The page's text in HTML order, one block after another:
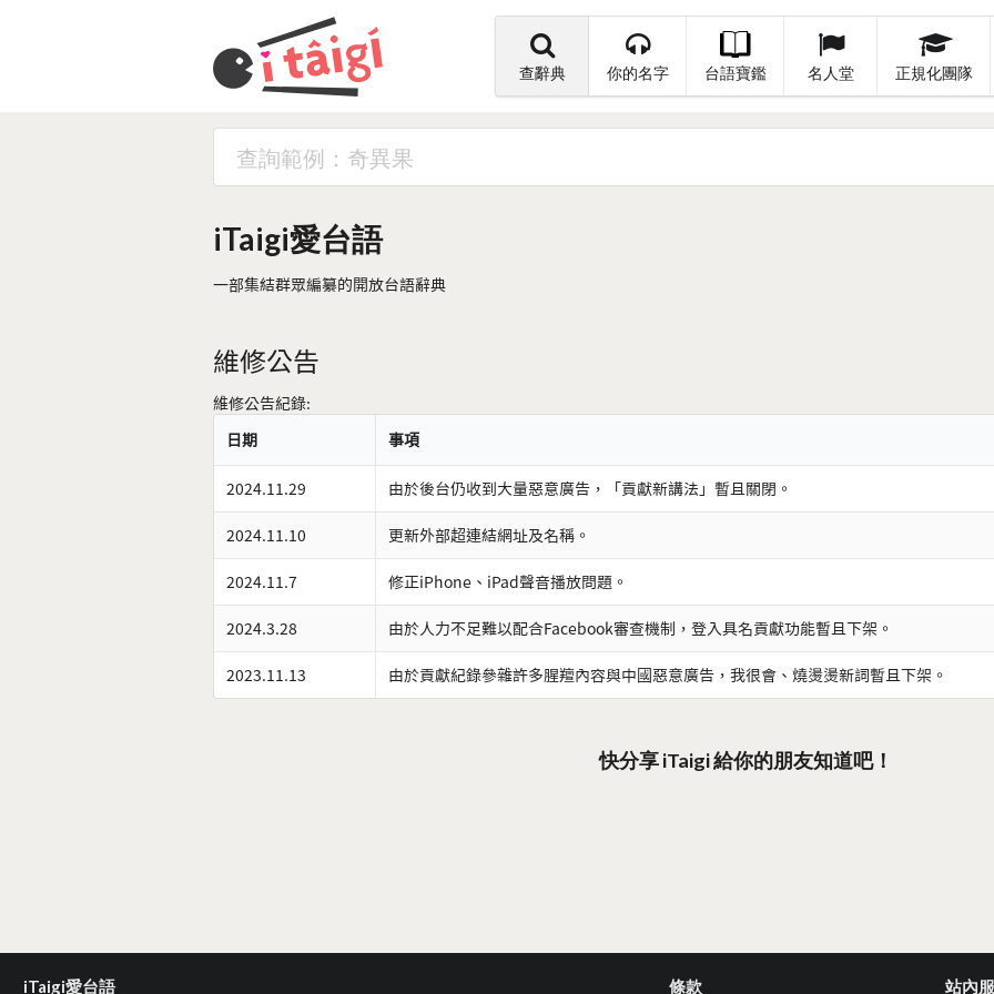
查辭典 你的名字 台語寶鑑 名人堂 正規化團隊
iTaigi愛台語
一部集結群眾編纂的開放台語辭典
維修公告
維修公告紀錄:
日期
事項
2024.11.29 由於後台仍收到大量惡意廣告，「貢獻新講法」暫且關閉。
2024.11.10 更新外部超連結網址及名稱。
2024.11.7 修正iPhone、iPad聲音播放問題。
2024.3.28 由於人力不足難以配合Facebook審查機制，登入具名貢獻功能暫且下架。
2023.11.13 由於貢獻紀錄參雜許多腥羶內容與中國惡意廣告，我很會、燒燙燙新詞暫且下架。
快分享 iTaigi 給你的朋友知道吧！
iTaigi愛台語 條款 站內